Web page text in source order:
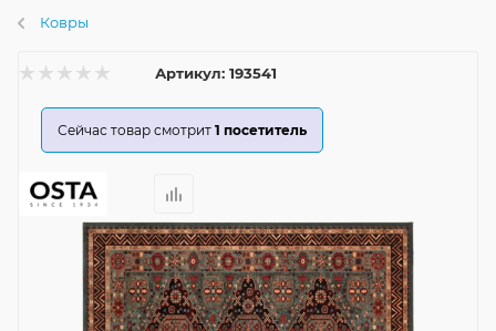
Ковры
Артикул: 193541
Сейчас товар смотрит 1 посетитель